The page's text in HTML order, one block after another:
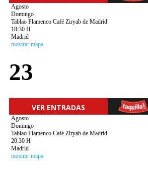
Agosto
Domingo
Tablao Flamenco Café Ziryab de Madrid
18:30 H
Madrid
mostrar mapa
23
VER ENTRADAS
Agosto
Domingo
Tablao Flamenco Café Ziryab de Madrid
20:30 H
Madrid
mostrar mapa